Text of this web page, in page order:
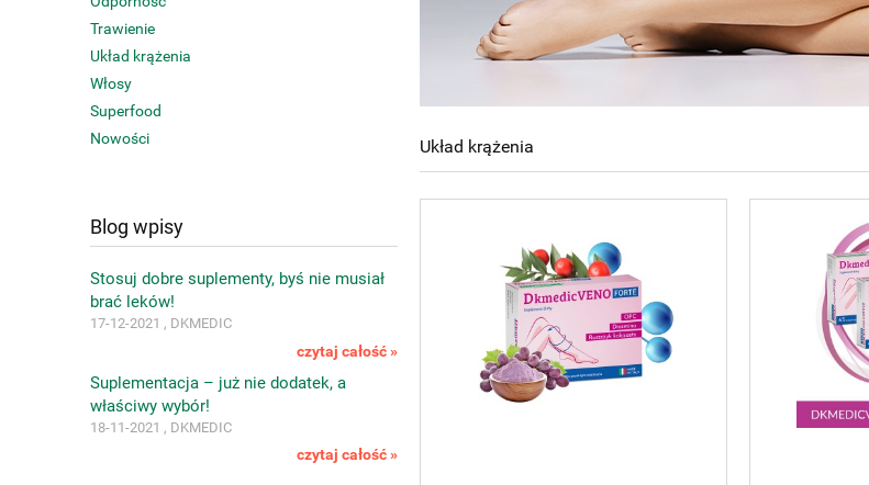
Trawienie
Układ krążenia
Włosy
Superfood
Nowości
Blog wpisy
Stosuj dobre suplementy, byś nie musiał
brać leków!
17-12-2021 , DKMEDIC
czytaj całość »
Suplementacja – już nie dodatek, a
właściwy wybór!
18-11-2021 , DKMEDIC
czytaj całość »
Układ krążenia